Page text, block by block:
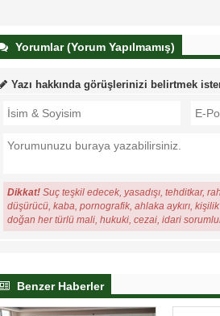
Yorumlar (Yorum Yapılmamış)
Yazı hakkında görüşlerinizi belirtmek
Dikkat! Suç teşkil edecek, yasadışı, tehditkar,
düşürücü, kaba, pornografik, ahlaka aykırı,
doğan her türlü mali, hukuki, cezai, idari
Benzer Haberler